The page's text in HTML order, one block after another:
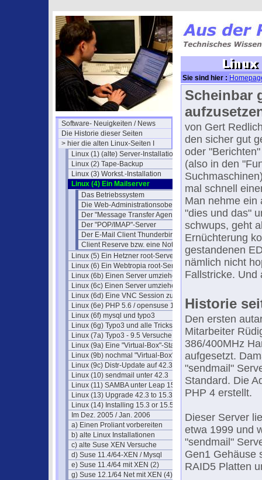
Software- Neuigkeiten / News
Die Historie dieser Seiten
> hier die alten Linux-Seiten I
Linux (1) (alte) Server-Installationen
Linux (2) Tape-Backup
Linux (3) Workst.-Installation
Linux (4) Ein Mailserver
Das Betriebssystem
Die Web-Administrationsoberfläche
Der "Message Transfer Agent"
Der "POP/IMAP"-Server
Der E-Mail Client Thunderbird
Client Reserve bzw. eine Notfallösung
Linux (5) Ein Hetzner root-Server
Linux (6) Ein Webtropia root-Server
Linux (6b) Einen Server umziehen
Linux (6c) Einen Server umziehen
Linux (6d) Eine VNC Session zu einer VM
Linux (6e) PHP 5.6 / opensuse 15.1
Linux (6f) mysql und typo3
Linux (6g) Typo3 und alle Tricks
Linux (7a) Typo3 - 9.5 Versuche
Linux (9a) Eine "Virtual-Box"-Station
Linux (9b) nochmal "Virtual-Box"
Linux (9c) Distr-Update auf 42.3
Linux (10) sendmail unter 42.3
Linux (11) SAMBA unter Leap 15.3
Linux (13) Upgrade 42.3 to 15.3
Linux (14) Installing 15.3 or 15.5
Im Dez. 2005 / Jan. 2006
a) Einen Proliant vorbereiten
b) alte Linux Installationen
c) alte Suse XEN Versuche
d) Suse 11.4/64-XEN / Mysql
e) Suse 11.4/64 mit XEN (2)
g) Suse 12.1/64 Net mit XEN (4)
Sie sind hier :
Scheinbar
von Gert
den sicher gut
oder
(also in den
mal schnell
Man nehme ein
"dies und das"
schwups, geht
Ernüchterung
gestandenen
nämlich nicht
Fallstricke. Und
Historie
Den ersten
Mitarbeiter
386/400MHz
aufgesetzt.
"sendmail"
Standard. Die
PHP 4 erstellt.
Dieser Server
etwa 1999 und
"sendmail"
Gen1 Gehäuse
RAID5 Platten